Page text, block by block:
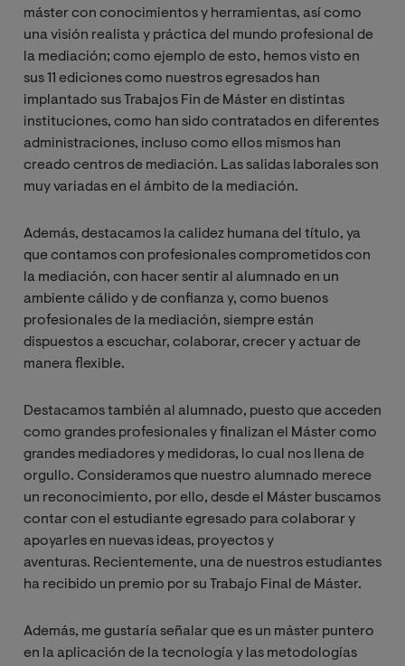
máster con conocimientos y herramientas, así como
una visión realista y práctica del mundo profesional de
la mediación; como ejemplo de esto, hemos visto en
sus 11 ediciones como nuestros egresados han
implantado sus Trabajos Fin de Máster en distintas
instituciones, como han sido contratados en diferentes
administraciones, incluso como ellos mismos han
creado centros de mediación. Las salidas laborales son
muy variadas en el ámbito de la mediación.
Además, destacamos la calidez humana del título, ya
que contamos con profesionales comprometidos con
la mediación, con hacer sentir al alumnado en un
ambiente cálido y de confianza y, como buenos
profesionales de la mediación, siempre están
dispuestos a escuchar, colaborar, crecer y actuar de
manera flexible.
Destacamos también al alumnado, puesto que acceden
como grandes profesionales y finalizan el Máster como
grandes mediadores y medidoras, lo cual nos llena de
orgullo. Consideramos que nuestro alumnado merece
un reconocimiento, por ello, desde el Máster buscamos
contar con el estudiante egresado para colaborar y
apoyarles en nuevas ideas, proyectos y
aventuras. Recientemente, una de nuestros estudiantes
ha recibido un premio por su Trabajo Final de Máster.
Además, me gustaría señalar que es un máster puntero
en la aplicación de la tecnología y las metodologías